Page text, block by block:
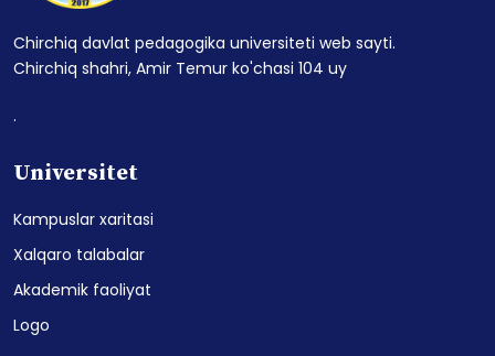
Chirchiq davlat pedagogika universiteti web sayti.
Chirchiq shahri, Amir Temur ko'chasi 104 uy
.
Universitet
Kampuslar xaritasi
Xalqaro talabalar
Akademik faoliyat
Logo